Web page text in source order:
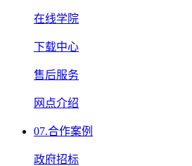
在线学院
下载中心
售后服务
网点介绍
07.合作案例
政府招标